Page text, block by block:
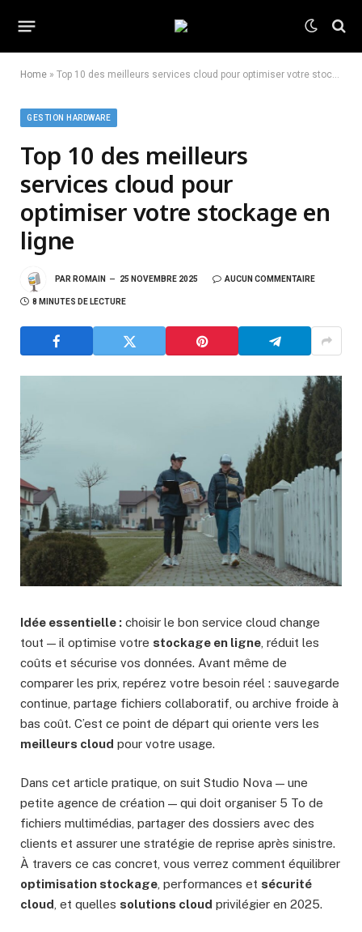
Home » Top 10 des meilleurs services cloud pour optimiser votre stockage en ligne
GESTION HARDWARE
Top 10 des meilleurs
services cloud pour
optimiser votre stockage en
ligne
PAR ROMAIN 25 NOVEMBRE 2025 AUCUN COMMENTAIRE
8 MINUTES DE LECTURE
Idée essentielle : choisir le bon service cloud change
tout — il optimise votre stockage en ligne , réduit les
coûts et sécurise vos données. Avant même de
comparer les prix, repérez votre besoin réel : sauvegarde
continue, partage fichiers collaboratif, ou archive froide à
bas coût. C’est ce point de départ qui oriente vers les
meilleurs cloud pour votre usage.
Dans cet article pratique, on suit Studio Nova — une
petite agence de création — qui doit organiser 5 To de
fichiers multimédias, partager des dossiers avec des
clients et assurer une stratégie de reprise après sinistre.
À travers ce cas concret, vous verrez comment équilibrer
optimisation stockage , performances et sécurité
cloud , et quelles solutions cloud privilégier en 2025.